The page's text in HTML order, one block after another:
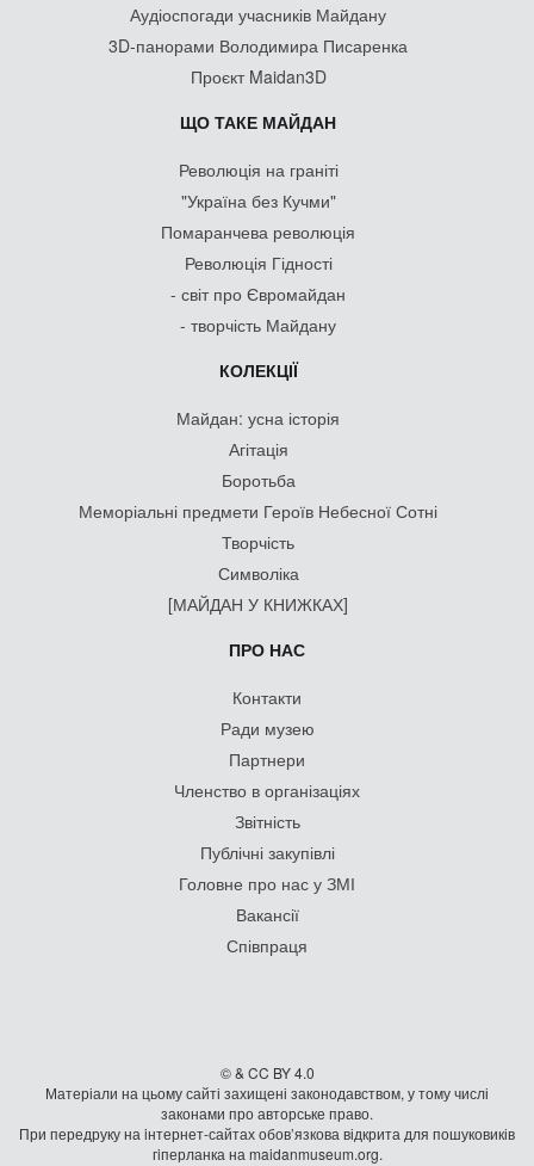
Аудіоспогади учасників Майдану
3D-панорами Володимира Писаренка
Проєкт Maidan3D
ЩО ТАКЕ МАЙДАН
Революція на граніті
"Україна без Кучми"
Помаранчева революція
Революція Гідності
- світ про Євромайдан
- творчість Майдану
КОЛЕКЦІЇ
Майдан: усна історія
Агітація
Боротьба
Меморіальні предмети Героїв Небесної Сотні
Творчість
Символіка
[МАЙДАН У КНИЖКАХ]
ПРО НАС
Контакти
Ради музею
Партнери
Членство в організаціях
Звітність
Публічні закупівлі
Головне про нас у ЗМІ
Вакансії
Співпраця
© & CC BY 4.0
Матеріали на цьому сайті захищені законодавством, у тому числі
законами про авторське право.
При передруку на iнтернет-сайтах обов’язкова відкрита для пошуковиків
гiперланка на maidanmuseum.org.